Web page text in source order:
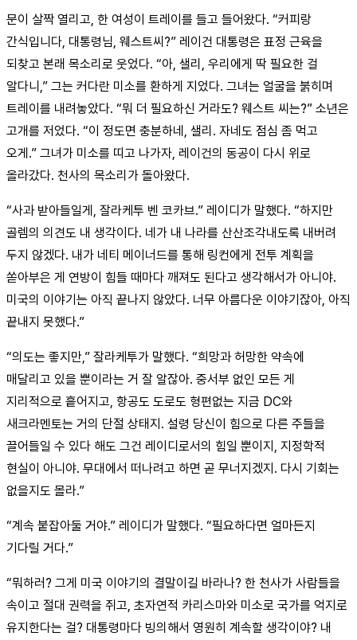
문이 살짝 열리고, 한 여성이 트레이를 들고 들어왔다. “커피랑
간식입니다, 대통령님, 웨스트씨?” 레이건 대통령은 표정 근육을
되찾고 본래 목소리로 웃었다. “아, 샐리, 우리에게 딱 필요한 걸
알다니,” 그는 커다란 미소를 환하게 지었다. 그녀는 얼굴을 붉히며
트레이를 내려놓았다. “뭐 더 필요하신 거라도? 웨스트 씨는?” 소년은
고개를 저었다. “이 정도면 충분하네, 샐리. 자네도 점심 좀 먹고
오게.” 그녀가 미소를 띠고 나가자, 레이건의 동공이 다시 위로
올라갔다. 천사의 목소리가 돌아왔다.
“사과 받아들일게, 잘라케투 벤 코카브.” 레이디가 말했다. “하지만
골렘의 의견도 내 생각이다. 네가 내 나라를 산산조각내도록 내버려
두지 않겠다. 내가 네티 메이너드를 통해 링컨에게 전투 계획을
쏟아부은 게 연방이 힘들 때마다 깨져도 된다고 생각해서가 아니야.
미국의 이야기는 아직 끝나지 않았다. 너무 아름다운 이야기잖아, 아직
끝내지 못했다.”
“의도는 좋지만,” 잘라케투가 말했다. “희망과 허망한 약속에
매달리고 있을 뿐이라는 거 잘 알잖아. 중서부 없인 모든 게
지리적으로 흩어지고, 항공도 도로도 형편없는 지금 DC와
새크라멘토는 거의 단절 상태지. 설령 당신이 힘으로 다른 주들을
끌어들일 수 있다 해도 그건 레이디로서의 힘일 뿐이지, 지정학적
현실이 아니야. 무대에서 떠나려고 하면 곧 무너지겠지. 다시 기회는
없을지도 몰라.”
“계속 붙잡아둘 거야.” 레이디가 말했다. “필요하다면 얼마든지
기다릴 거다.”
“뭐하러? 그게 미국 이야기의 결말이길 바라나? 한 천사가 사람들을
속이고 절대 권력을 쥐고, 초자연적 카리스마와 미소로 국가를 억지로
유지한다는 걸? 대통령마다 빙의해서 영원히 계속할 생각이야? 내